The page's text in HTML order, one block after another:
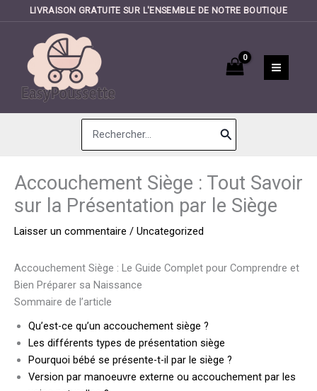
LIVRAISON GRATUITE SUR L'ENSEMBLE DE NOTRE BOUTIQUE
contenu
Search
for:
Accouchement Siège : Tout Savoir
sur la Présentation par le Siège
Laisser un commentaire / Uncategorized
Accouchement Siège : Le Guide Complet pour Comprendre et
Bien Préparer sa Naissance
Sommaire de l’article
Qu’est-ce qu’un accouchement siège ?
Les différents types de présentation siège
Pourquoi bébé se présente-t-il par le siège ?
Version par manoeuvre externe ou accouchement par les